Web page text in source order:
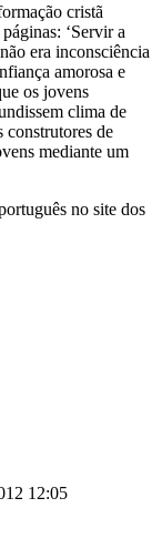
cristã
‘Servir a
era inconsciência
amorosa e
os jovens
clima de
construtores de
mediante um
no site dos
12:05